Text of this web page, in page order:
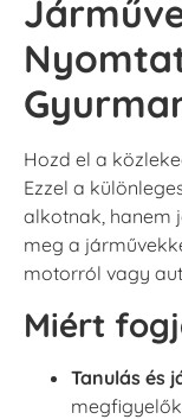
Hozd el a
Ezzel a
alkotnak, hanem
meg a
motorról vagy
Miért
Tanulás és